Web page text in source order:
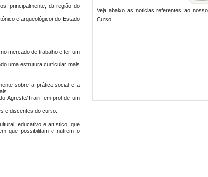
principalmente, da região do
e arqueológico) do Estado
mercado de trabalho e ter um
uma estrutura curricular mais
sobre a prática social e a
Agreste/Trairi, em prol de um
e discentes do curso.
educativo e artístico, que
que possibilitam e nutrem o
Veja abaixo as noticias referentes ao nosso
Curso.